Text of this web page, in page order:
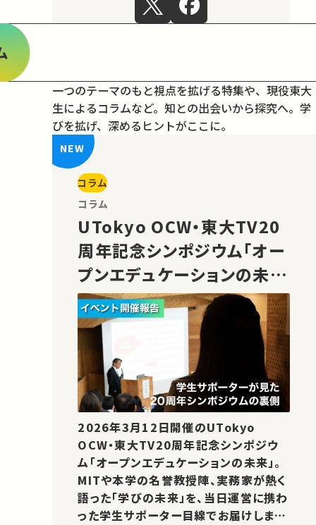
一つのテーマのもと視点を拡げる特集や、現役東大
生によるコラムなど。 知との出会いから探究へ。学
びを拡げ、深めるヒントがここに。
コラム
コラム
UTokyo OCW・東大TV20
周年記念シンポジウム「オー
プンエデュケーションの未
来」の様子をご紹介！
2026年3月12日開催のUTokyo
OCW・東大TV20周年記念シンポジウ
ム「オープンエデュケーションの未来」。
MITや本学の名誉教授陣、実務家が熱く
語った「学びの未来」を、当日運営に携わ
った学生サポーター目線でお届けしま